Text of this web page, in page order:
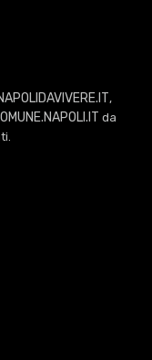
,
da